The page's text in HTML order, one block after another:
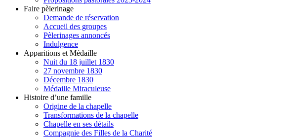
Faire pèlerinage
Demande de réservation
Accueil des groupes
Pèlerinages annoncés
Indulgence
Apparitions et Médaille
Nuit du 18 juillet 1830
27 novembre 1830
Décembre 1830
Médaille Miraculeuse
Histoire d’une famille
Origine de la chapelle
Transformations de la chapelle
Chapelle en ses détails
Compagnie des Filles de la Charité